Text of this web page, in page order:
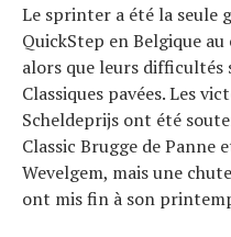
Le sprinter a été la seule
QuickStep en Belgique
alors que leurs difficultés
Classiques pavées. Les
Scheldeprijs ont été
Classic Brugge de Panne
Wevelgem, mais une
ont mis fin à son